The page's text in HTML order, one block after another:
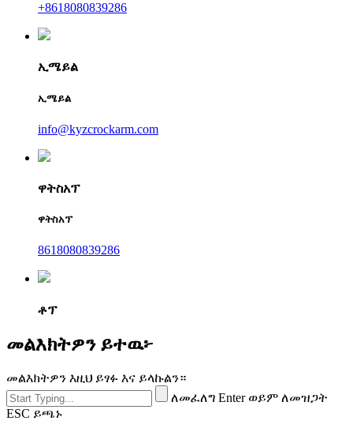
+8618080839286
ኢሜይል
ኢሜይል
info@kyzcrockarm.com
ዋትስአፕ
ዋትስአፕ
8618080839286
ቶፕ
መልእክትዎን ይተዉ፦
መልእክትዎን እዚህ ይፃፉ እና ይላኩልን።
ለመፈለግ Enter ወይም ለመዝጋት
ESC ይጫኑ